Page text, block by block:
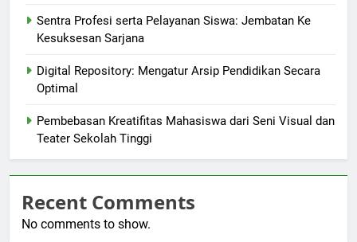
Sentra Profesi serta Pelayanan Siswa: Jembatan Ke
Kesuksesan Sarjana
Digital Repository: Mengatur Arsip Pendidikan Secara
Optimal
Pembebasan Kreatifitas Mahasiswa dari Seni Visual dan
Teater Sekolah Tinggi
Recent Comments
No comments to show.